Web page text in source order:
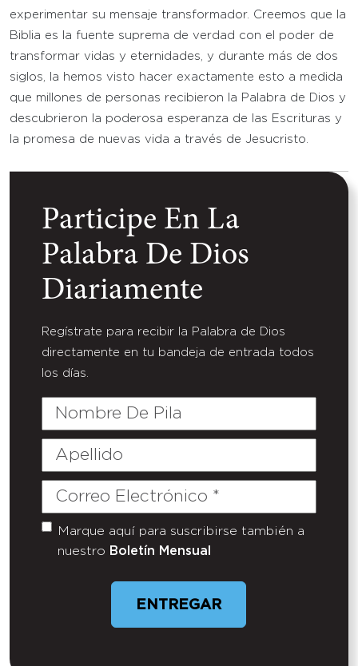
experimentar su mensaje transformador. Creemos que la
Biblia es la fuente suprema de verdad con el poder de
transformar vidas y eternidades, y durante más de dos
siglos, la hemos visto hacer exactamente esto a medida
que millones de personas recibieron la Palabra de Dios y
descubrieron la poderosa esperanza de las Escrituras y
la promesa de nuevas vida a través de Jesucristo.
Participe En La
Palabra De Dios
Diariamente
Regístrate para recibir la Palabra de Dios
directamente en tu bandeja de entrada todos
los días.
Nombre
Pila
Apellido
Correo
Untitled
Marque aquí para suscribirse también a
nuestro Boletín Mensual
ENTREGAR